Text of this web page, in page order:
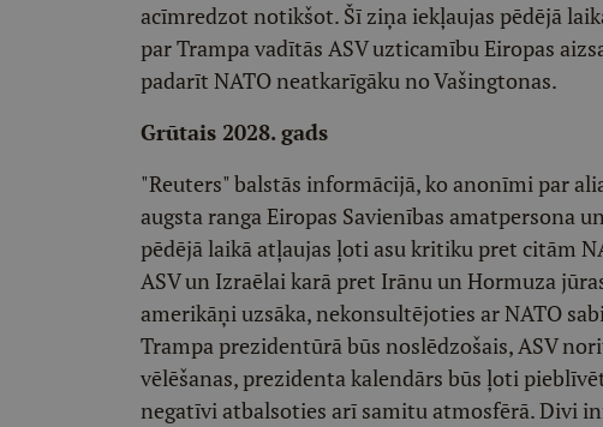
acīmredzot notikšot. Šī ziņa iekļaujas pēdējā
par Trampa vadītās ASV uzticamību Eiropas
padarīt NATO neatkarīgāku no Vašingtonas.
Grūtais 2028. gads
"Reuters" balstās informācijā, ko anonīmi par
augsta ranga Eiropas Savienības amatpersona
pēdējā laikā atļaujas ļoti asu kritiku pret citām
ASV un Izraēlai karā pret Irānu un Hormuza
amerikāņi uzsāka, nekonsultējoties ar NATO
Trampa prezidentūrā būs noslēdzošais, ASV
vēlēšanas, prezidenta kalendārs būs ļoti
negatīvi atbalsoties arī samitu atmosfērā. Divi